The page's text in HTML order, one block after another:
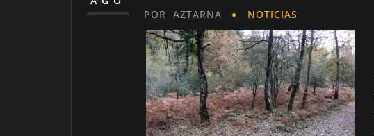
POR AZTARNA NOTICIAS